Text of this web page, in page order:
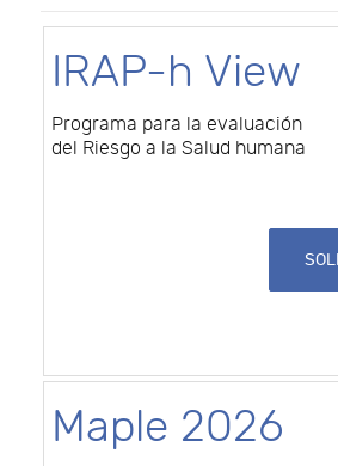
IRAP-h View
Programa para la evaluación
del Riesgo a la Salud humana
Maple 2026